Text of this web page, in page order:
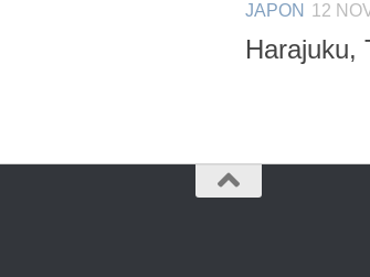
JAPON 12
Harajuku,